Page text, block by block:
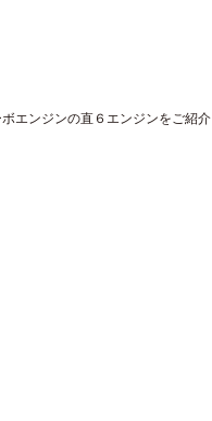
エンジンの直６エンジンをご紹